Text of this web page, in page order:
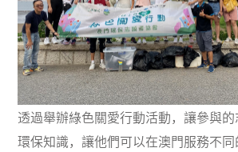
透過舉辦綠色關愛行動活動，讓參與
環保知識，讓他們可以在澳門服務不